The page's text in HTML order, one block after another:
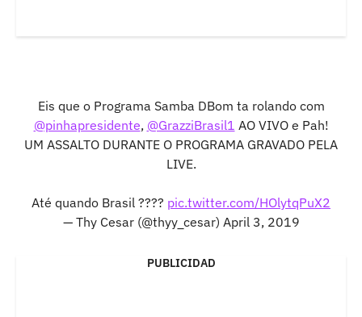
Eis que o Programa Samba DBom ta rolando com
@pinhapresidente, @GrazziBrasil1 AO VIVO e Pah!
UM ASSALTO DURANTE O PROGRAMA GRAVADO PELA
LIVE.
Até quando Brasil ???? pic.twitter.com/HOlytqPuX2
— Thy Cesar (@thyy_cesar) April 3, 2019
PUBLICIDAD